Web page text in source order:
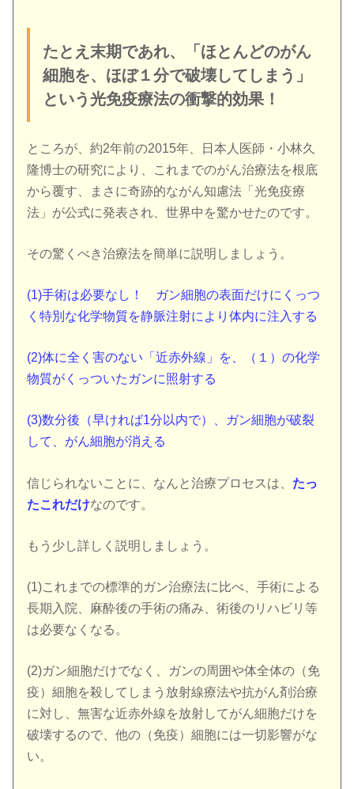
たとえ末期であれ、「ほとんどのがん
細胞を、ほぼ１分で破壊してしまう」
という光免疫療法の衝撃的効果！
ところが、約2年前の2015年、日本人医師・小林久
隆博士の研究により、これまでのがん治療法を根底
から覆す、まさに奇跡的ながん知慮法「光免疫療
法」が公式に発表され、世界中を驚かせたのです。
その驚くべき治療法を簡単に説明しましょう。
(1)手術は必要なし！ ガン細胞の表面だけにくっつ
く特別な化学物質を静脈注射により体内に注入する
(2)体に全く害のない「近赤外線」を、（１）の化学
物質がくっついたガンに照射する
(3)数分後（早ければ1分以内で）、ガン細胞が破裂
して、がん細胞が消える
信じられないことに、なんと治療プロセスは、 たっ
たこれだけなのです。
もう少し詳しく説明しましょう。
(1)これまでの標準的ガン治療法に比べ、手術による
長期入院、麻酔後の手術の痛み、術後のリハビリ等
は必要なくなる。
(2)ガン細胞だけでなく、ガンの周囲や体全体の（免
疫）細胞を殺してしまう放射線療法や抗がん剤治療
に対し、無害な近赤外線を放射してがん細胞だけを
破壊するので、他の（免疫）細胞には一切影響がな
い。